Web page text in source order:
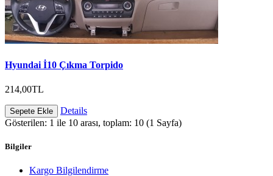
Hyundai İ10 Çıkma Torpido
214,00TL
Sepete Ekle
Details
Gösterilen: 1 ile 10 arası, toplam: 10 (1 Sayfa)
Bilgiler
Kargo Bilgilendirme